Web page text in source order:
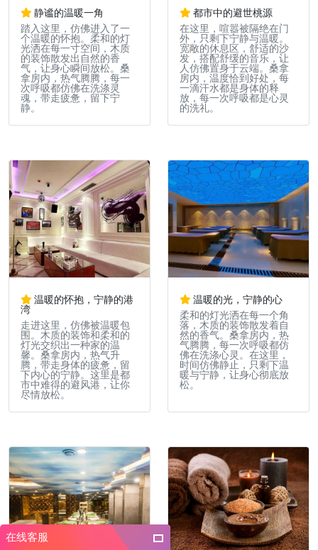
在线客服
静谧的温暖一角
踏入这里，仿佛进入了一
个温暖的怀抱。柔和的灯
光洒在每一寸空间，木质
的装饰散发出自然的香
气，让身心瞬间放松。桑
拿房内，热气腾腾，每一
次呼吸都仿佛在洗涤灵
魂，带走疲惫，留下宁
静。
都市中的避世桃源
在这里，喧嚣被隔绝在门
外，只剩下宁静与温暖。
宽敞的休息区，舒适的沙
发，搭配舒缓的音乐，让
人仿佛置身于云端。桑拿
房内，温度恰到好处，每
一滴汗水都是身体的释
放，每一次呼吸都是心灵
的洗礼。
温暖的怀抱，宁静的港
湾
走进这里，仿佛被温暖包
围。木质的装饰和柔和的
灯光交织出一种家的温
馨。桑拿房内，热气升
腾，带走身体的疲惫，留
下内心的宁静。这里是都
市中难得的避风港，让你
尽情放松。
温暖的光，宁静的心
柔和的灯光洒在每一个角
落，木质的装饰散发着自
然的香气。桑拿房内，热
气腾腾，每一次呼吸都仿
佛在洗涤心灵。在这里，
时间仿佛静止，只剩下温
暖与宁静，让身心彻底放
松。